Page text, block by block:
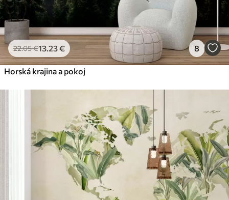
Peel and Stick
81 .6749.00€/m²
22.05€13 .23€ 8
Horská krajina a pokoj